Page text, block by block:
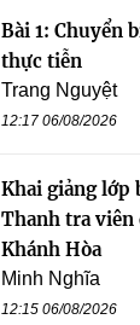
Bài 1: Chuyển
thực tiễn
Trang Nguyệt
12:17 06/08/2026
Khai giảng lớp
Thanh tra viên
Khánh Hòa
Minh Nghĩa
12:15 06/08/2026